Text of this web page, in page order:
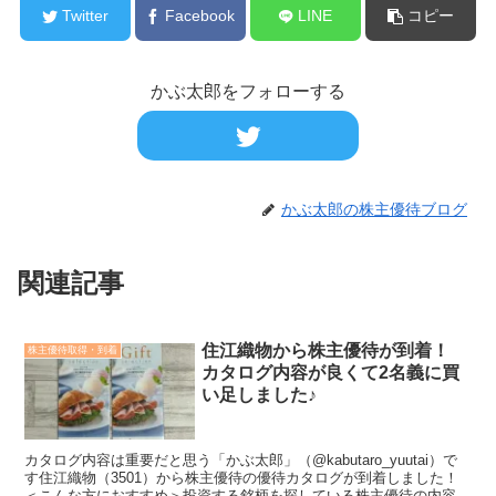
Twitter Facebook LINE コピー
かぶ太郎をフォローする
かぶ太郎の株主優待ブログ
関連記事
株主優待取得・到着
住江織物から株主優待が到着！
カタログ内容が良くて2名義に買
い足しました♪
カタログ内容は重要だと思う「かぶ太郎」（@kabutaro_yuutai）で
す住江織物（3501）から株主優待の優待カタログが到着しました！